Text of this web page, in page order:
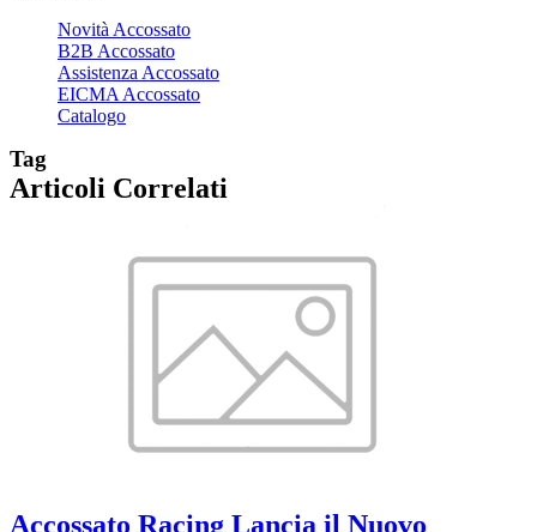
Novità Accossato
B2B Accossato
Assistenza Accossato
EICMA Accossato
Catalogo
Tag
Articoli Correlati
Accossato Racing Lancia il Nuovo